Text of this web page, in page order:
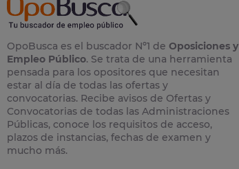
OpoBusca es el buscador Nº1 de Oposiciones y
Empleo Público. Se trata de una herramienta
pensada para los opositores que necesitan
estar al día de todas las ofertas y
convocatorias. Recibe avisos de Ofertas y
Convocatorias de todas las Administraciones
Públicas, conoce los requisitos de acceso,
plazos de instancias, fechas de examen y
mucho más.